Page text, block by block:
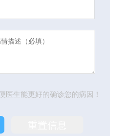
医生能更好的确诊您的病因！